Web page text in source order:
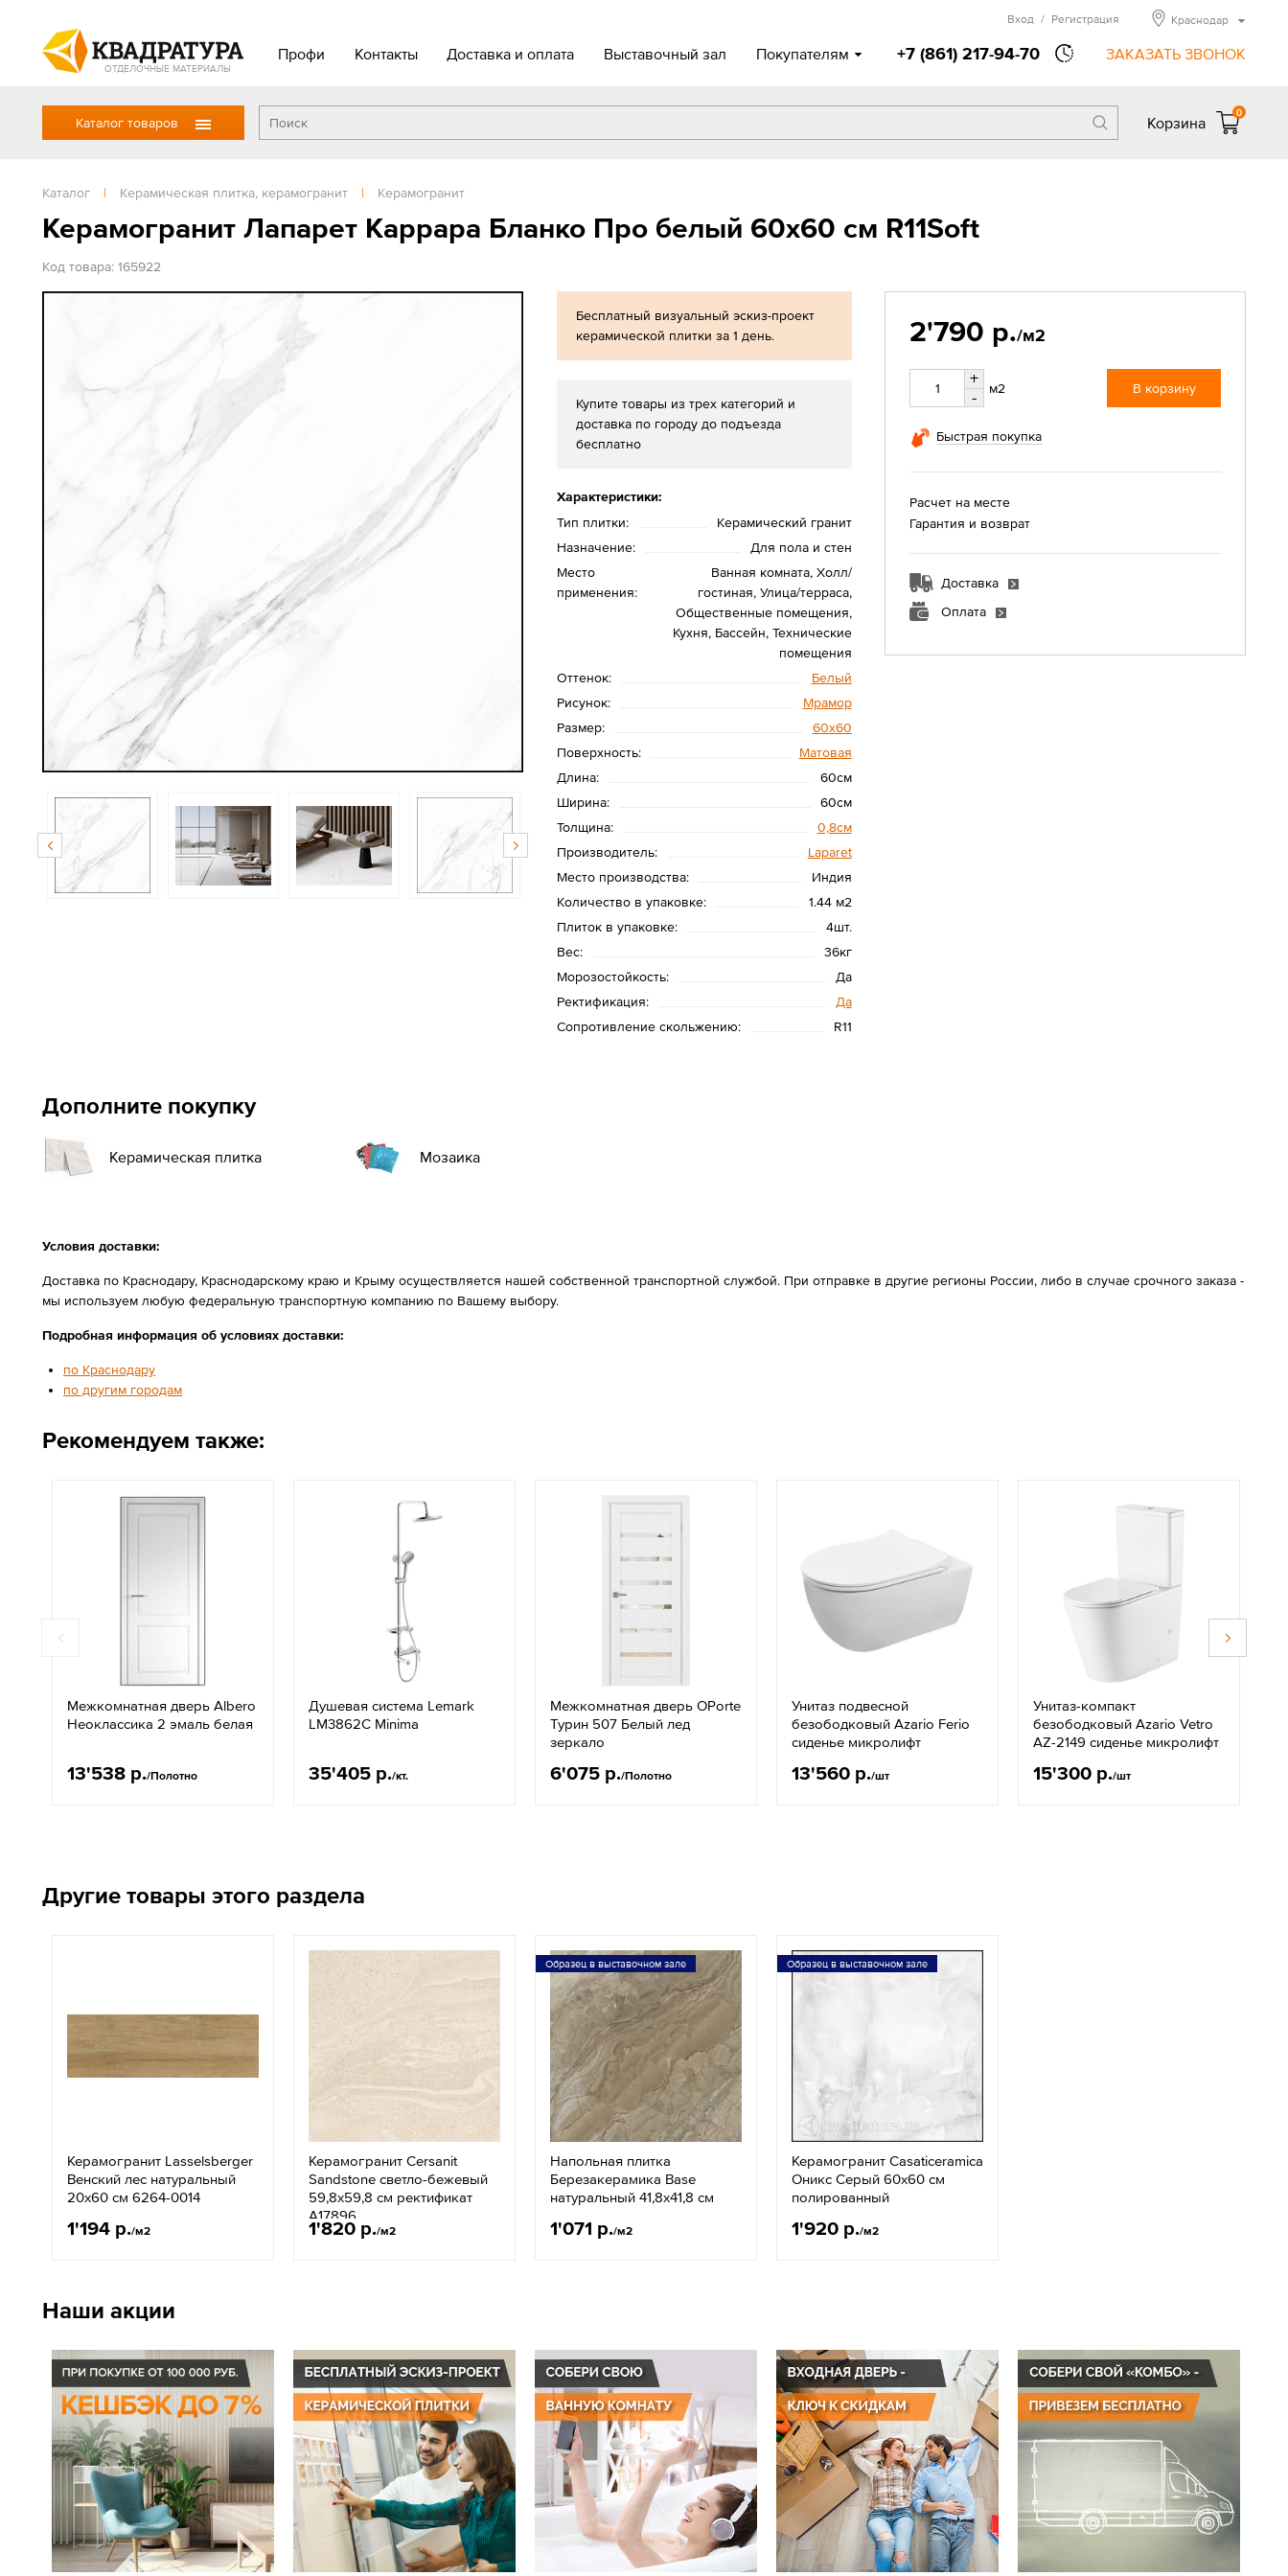
ОТДЕЛОЧНЫЕ МАТЕРИАЛЫ
Профи Контакты Доставка и оплата Выставочный зал Покупателям +7 (861) 217-94-70 ЗАКАЗАТЬ ЗВОНОК
Вход / Регистрация Краснодар
Каталог товаров Корзина
0
Каталог | Керамическая плитка, керамогранит | Керамогранит
Керамогранит Лапарет Каррара Бланко Про белый 60x60 см R11Soft
Код товара: 165922
Бесплатный визуальный эскиз-проект
керамической плитки за 1 день.
Купите товары из трех категорий и
доставка по городу до подъезда
бесплатно
Характеристики:
Тип плитки:
Керамический гранит
Назначение:
Для пола и стен
Место
применения:
Ванная комната, Холл/
гостиная, Улица/терраса,
Общественные помещения,
Кухня, Бассейн, Технические
помещения
Оттенок:
Белый
Рисунок:
Мрамор
Размер:
60х60
Поверхность:
Матовая
Длина:
60см
Ширина:
60см
Толщина:
0,8см
Производитель:
Laparet
Место производства:
Индия
Количество в упаковке:
1.44 м2
Плиток в упаковке:
4шт.
Вес:
36кг
Морозостойкость:
Да
Ректификация:
Да
Сопротивление скольжению:
R11
2'790 р./м2
+
-
м2 В корзину
Быстрая покупка
Расчет на месте
Гарантия и возврат
Доставка
Оплата
Дополните покупку
Керамическая плитка Мозаика
Условия доставки:
Доставка по Краснодару, Краснодарскому краю и Крыму осуществляется нашей собственной транспортной службой. При отправке в другие регионы России, либо в случае срочного заказа -
мы используем любую федеральную транспортную компанию по Вашему выбору.
Подробная информация об условиях доставки:
по Краснодару
по другим городам
Рекомендуем также:
Межкомнатная дверь Albero
Неоклассика 2 эмаль белая
13'538 р./Полотно
Душевая система Lemark
LM3862C Minima
35'405 р./кт.
Межкомнатная дверь OPorte
Турин 507 Белый лед
зеркало
6'075 р./Полотно
Унитаз подвесной
безободковый Azario Ferio
сиденье микролифт
13'560 р./шт
Унитаз-компакт
безободковый Azario Vetro
AZ-2149 сиденье микролифт
15'300 р./шт
Другие товары этого раздела
Керамогранит Lasselsberger
Венский лес натуральный
20x60 см 6264-0014
1'194 р./м2
Керамогранит Cersanit
Sandstone светло-бежевый
59,8x59,8 см ректификат
A17896
1'820 р./м2
Образец в выставочном зале
Напольная плитка
Березакерамика Base
натуральный 41,8х41,8 см
1'071 р./м2
Образец в выставочном зале
Керамогранит Casaticeramica
Оникс Серый 60х60 см
полированный
1'920 р./м2
Наши акции